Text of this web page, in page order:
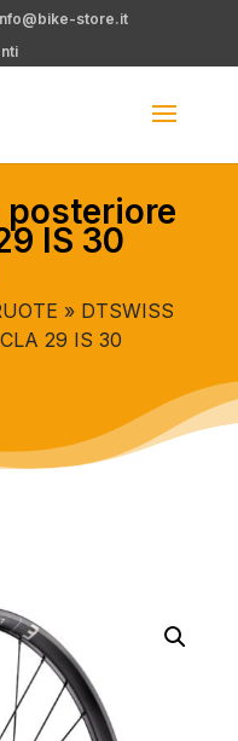
store.it
posteriore
IS 30
» DTSWISS
29 IS 30